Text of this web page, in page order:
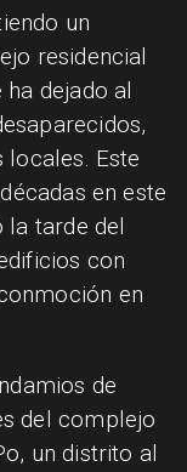
un
residencial
dejado al
locales. Este
en este
la tarde del
con
en
de
del complejo
un distrito al